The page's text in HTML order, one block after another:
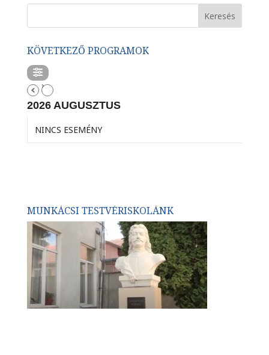
KÖVETKEZŐ PROGRAMOK
2026 AUGUSZTUS
NINCS ESEMÉNY
MUNKÁCSI TESTVÉRISKOLÁNK